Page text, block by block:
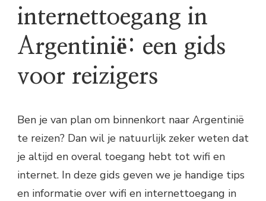
internettoegang in
Argentinië: een gids
voor reizigers
Ben je van plan om binnenkort naar Argentinië
te reizen? Dan wil je natuurlijk zeker weten dat
je altijd en overal toegang hebt tot wifi en
internet. In deze gids geven we je handige tips
en informatie over wifi en internettoegang in